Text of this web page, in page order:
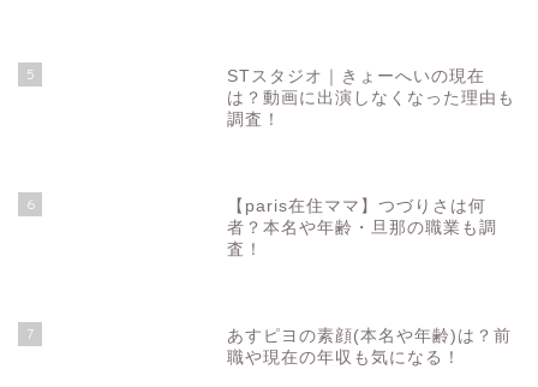
5
STスタジオ｜きょーへいの現在
は？動画に出演しなくなった理由も
調査！
6
【paris在住ママ】つづりさは何
者？本名や年齢・旦那の職業も調
査！
7
あすピヨの素顔(本名や年齢)は？前
職や現在の年収も気になる！